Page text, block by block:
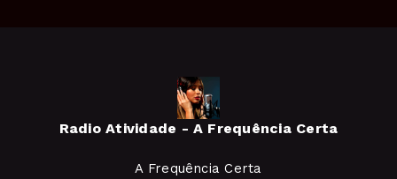
Radio Atividade - A Frequência Certa
A Frequência Certa